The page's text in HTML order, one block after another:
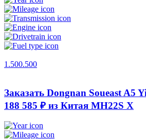
1.500.500
Заказать Dongnan Soueast A5
188 585 ₽ из Китая MH22S X